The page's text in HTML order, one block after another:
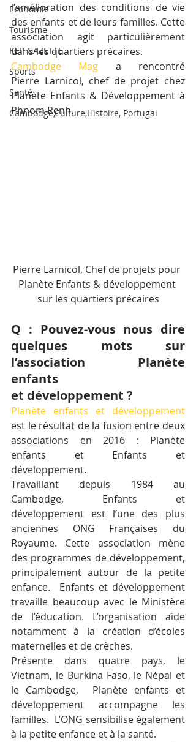
Economie
Tourisme
KEP GAZETTE
Sports
Santé
Cambodge,Culture,Histoire, Portugal
l’amélioration des conditions de vie
des enfants et de leurs familles. Cette
association agit particulièrement
dans les quartiers précaires.
Cambodge Mag a rencontré
Pierre Larnicol, chef de projet chez
Planète Enfants & Développement à
Phnom Penh.
Pierre Larnicol, Chef de projets pour
Planète Enfants & développement
sur les quartiers précaires
Q : Pouvez-vous nous dire
quelques mots sur
l’association Planète
enfants
et développement ?
Planète enfants et développement
est le résultat de la fusion entre deux
associations en 2016 : Planète
enfants et Enfants et
développement.
Travaillant depuis 1984 au
Cambodge, Enfants et
développement est l’une des plus
anciennes ONG Françaises du
Royaume. Cette association mène
des programmes de développement,
principalement autour de la petite
enfance.  Enfants et développement
travaille beaucoup avec le Ministère
de l’éducation. L’organisation aide
notamment à la création d’écoles
maternelles et de crèches.
Présente dans quatre pays, le
Vietnam, le Burkina Faso, le Népal et
le Cambodge,  Planète enfants et
développement accompagne les
familles.  L’ONG sensibilise également
à la petite enfance et à la santé.